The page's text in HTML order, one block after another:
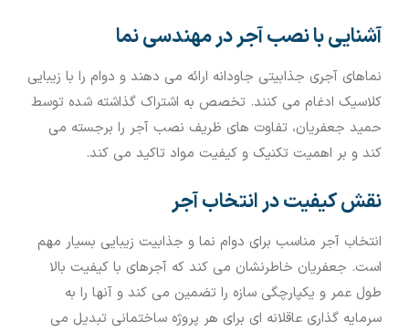
آشنایی با نصب آجر در مهندسی نما
نماهای آجری جذابیتی جاودانه ارائه می دهند و دوام را با زیبایی
کلاسیک ادغام می کنند. تخصص به اشتراک گذاشته شده توسط
حمید جعفریان، تفاوت های ظریف نصب آجر را برجسته می
کند و بر اهمیت تکنیک و کیفیت مواد تاکید می کند.
نقش کیفیت در انتخاب آجر
انتخاب آجر مناسب برای دوام نما و جذابیت زیبایی بسیار مهم
است. جعفریان خاطرنشان می کند که آجرهای با کیفیت بالا
طول عمر و یکپارچگی سازه را تضمین می کند و آنها را به
سرمایه گذاری عاقلانه ای برای هر پروژه ساختمانی تبدیل می